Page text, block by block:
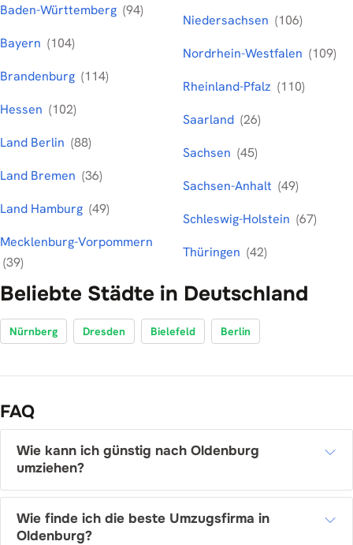
Baden-Württemberg (94)
Bayern (104)
Brandenburg (114)
Hessen (102)
Land Berlin (88)
Land Bremen (36)
Land Hamburg (49)
Mecklenburg-Vorpommern
(39)
Niedersachsen (106)
Nordrhein-Westfalen (109)
Rheinland-Pfalz (110)
Saarland (26)
Sachsen (45)
Sachsen-Anhalt (49)
Schleswig-Holstein (67)
Thüringen (42)
Beliebte Städte in Deutschland
Nürnberg Dresden Bielefeld Berlin
FAQ
Wie kann ich günstig nach Oldenburg
umziehen?
Wie finde ich die beste Umzugsfirma in
Oldenburg?